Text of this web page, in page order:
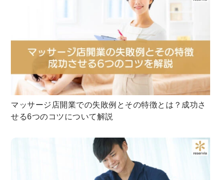
マッサージ店開業での失敗例とその特徴とは？成功さ
せる6つのコツについて解説